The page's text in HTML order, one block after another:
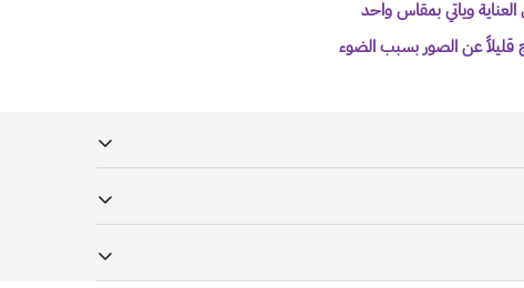
وياتي بمقاس واحد
عن الصور بسبب الضوء